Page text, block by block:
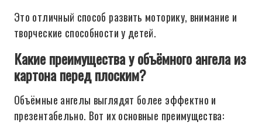
Это отличный способ развить моторику, внимание и
творческие способности у детей.
Какие преимущества у объёмного ангела из
картона перед плоским?
Объёмные ангелы выглядят более эффектно и
презентабельно. Вот их основные преимущества: